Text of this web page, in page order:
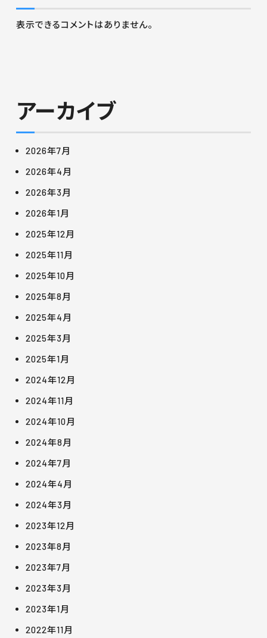
表示できるコメントはありません。
アーカイブ
2026年7月
2026年4月
2026年3月
2026年1月
2025年12月
2025年11月
2025年10月
2025年8月
2025年4月
2025年3月
2025年1月
2024年12月
2024年11月
2024年10月
2024年8月
2024年7月
2024年4月
2024年3月
2023年12月
2023年8月
2023年7月
2023年3月
2023年1月
2022年11月